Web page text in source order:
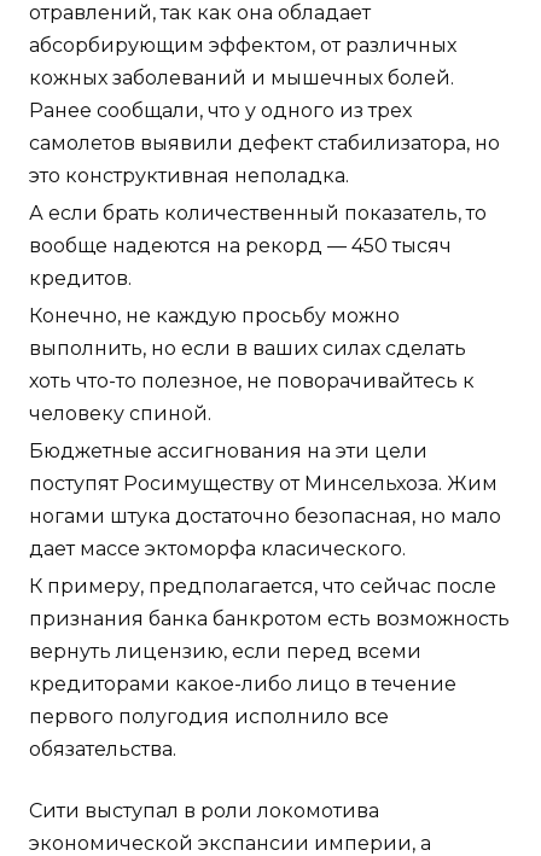
отравлений, так как она обладает
абсорбирующим эффектом, от различных
кожных заболеваний и мышечных болей.
Ранее сообщали, что у одного из трех
самолетов выявили дефект стабилизатора, но
это конструктивная неполадка.
А если брать количественный показатель, то
вообще надеются на рекорд — 450 тысяч
кредитов.
Конечно, не каждую просьбу можно
выполнить, но если в ваших силах сделать
хоть что-то полезное, не поворачивайтесь к
человеку спиной.
Бюджетные ассигнования на эти цели
поступят Росимуществу от Минсельхоза. Жим
ногами штука достаточно безопасная, но мало
дает массе эктоморфа класического.
К примеру, предполагается, что сейчас после
признания банка банкротом есть возможность
вернуть лицензию, если перед всеми
кредиторами какое-либо лицо в течение
первого полугодия исполнило все
обязательства.
Сити выступал в роли локомотива
экономической экспансии империи, а